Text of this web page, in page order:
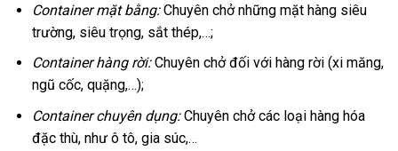
Container mặt bằng:Chuyên chở những mặt hàng siêu
trường, siêu trọng, sắt thép,…;
Container hàng rời:Chuyên chở đối với hàng rời (xi măng,
ngũ cốc, quặng,…);
Container chuyên dụng:Chuyên chở các loại hàng hóa
đặc thù, như ô tô, gia súc,…